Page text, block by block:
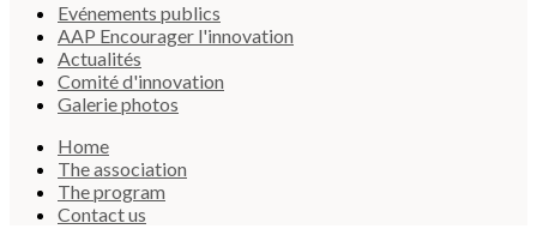
Evénements publics
AAP Encourager l'innovation
Actualités
Comité d'innovation
Galerie photos
Home
The association
The program
Contact us